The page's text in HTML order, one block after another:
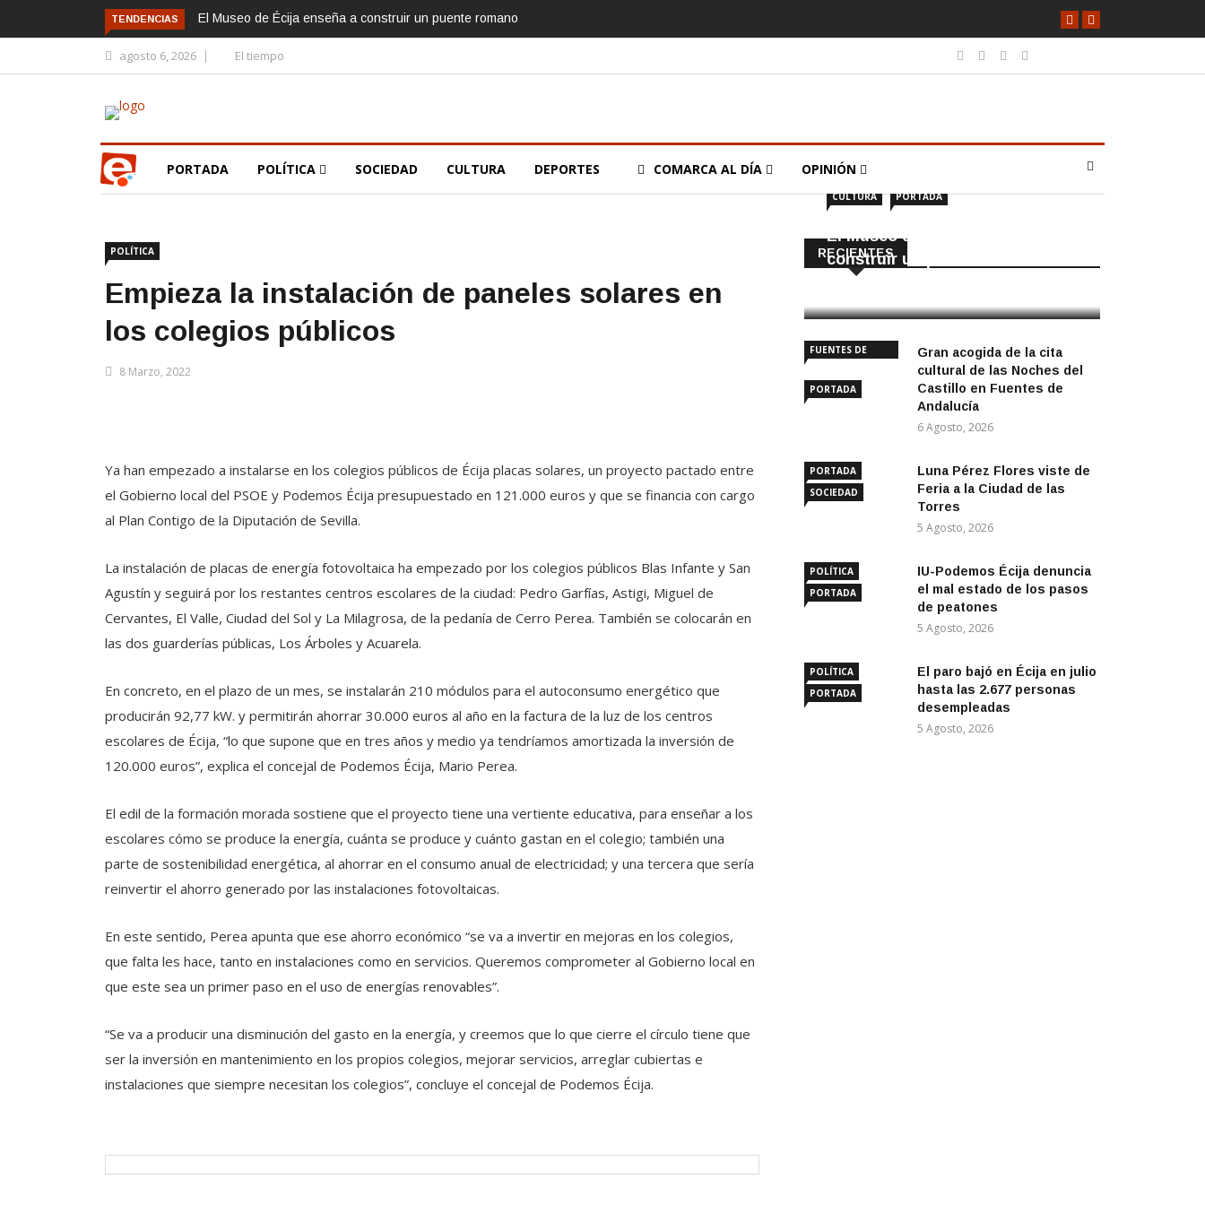
TENDENCIAS El Museo de Écija enseña a construir un puente romano
agosto 6, 2026 El tiempo
PORTADA POLÍTICA SOCIEDAD CULTURA DEPORTES COMARCA AL DÍA OPINIÓN
POLÍTICA
Empieza la instalación de paneles solares en
los colegios públicos
8 Marzo, 2022
Ya han empezado a instalarse en los colegios públicos de Écija placas solares, un proyecto pactado entre
el Gobierno local del PSOE y Podemos Écija presupuestado en 121.000 euros y que se financia con cargo
al Plan Contigo de la Diputación de Sevilla.
La instalación de placas de energía fotovoltaica ha empezado por los colegios públicos Blas Infante y San
Agustín y seguirá por los restantes centros escolares de la ciudad: Pedro Garfías, Astigi, Miguel de
Cervantes, El Valle, Ciudad del Sol y La Milagrosa, de la pedanía de Cerro Perea. También se colocarán en
las dos guarderías públicas, Los Árboles y Acuarela.
En concreto, en el plazo de un mes, se instalarán 210 módulos para el autoconsumo energético que
producirán 92,77 kW. y permitirán ahorrar 30.000 euros al año en la factura de la luz de los centros
escolares de Écija, “lo que supone que en tres años y medio ya tendríamos amortizada la inversión de
120.000 euros”, explica el concejal de Podemos Écija, Mario Perea.
El edil de la formación morada sostiene que el proyecto tiene una vertiente educativa, para enseñar a los
escolares cómo se produce la energía, cuánta se produce y cuánto gastan en el colegio; también una
parte de sostenibilidad energética, al ahorrar en el consumo anual de electricidad; y una tercera que sería
reinvertir el ahorro generado por las instalaciones fotovoltaicas.
En este sentido, Perea apunta que ese ahorro económico “se va a invertir en mejoras en los colegios,
que falta les hace, tanto en instalaciones como en servicios. Queremos comprometer al Gobierno local en
que este sea un primer paso en el uso de energías renovables”.
“Se va a producir una disminución del gasto en la energía, y creemos que lo que cierre el círculo tiene que
ser la inversión en mantenimiento en los propios colegios, mejorar servicios, arreglar cubiertas e
instalaciones que siempre necesitan los colegios”, concluye el concejal de Podemos Écija.
RECIENTES
CULTURA PORTADA
El Museo de Écija enseña a
construir un puente romano
FUENTES DE
PORTADA
Gran acogida de la cita
cultural de las Noches del
Castillo en Fuentes de
Andalucía
6 Agosto, 2026
PORTADA
SOCIEDAD
Luna Pérez Flores viste de
Feria a la Ciudad de las
Torres
5 Agosto, 2026
POLÍTICA
PORTADA
IU-Podemos Écija denuncia
el mal estado de los pasos
de peatones
5 Agosto, 2026
POLÍTICA
PORTADA
El paro bajó en Écija en julio
hasta las 2.677 personas
desempleadas
5 Agosto, 2026